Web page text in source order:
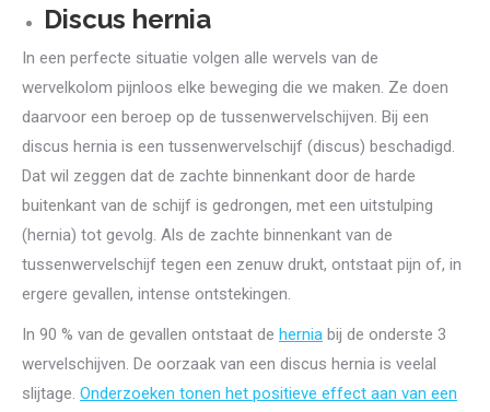
Discus hernia
In een perfecte situatie volgen alle wervels van de
wervelkolom pijnloos elke beweging die we maken. Ze doen
daarvoor een beroep op de tussenwervelschijven. Bij een
discus hernia is een tussenwervelschijf (discus) beschadigd.
Dat wil zeggen dat de zachte binnenkant door de harde
buitenkant van de schijf is gedrongen, met een uitstulping
(hernia) tot gevolg. Als de zachte binnenkant van de
tussenwervelschijf tegen een zenuw drukt, ontstaat pijn of, in
ergere gevallen, intense ontstekingen.
In 90 % van de gevallen ontstaat de hernia bij de onderste 3
wervelschijven. De oorzaak van een discus hernia is veelal
slijtage. Onderzoeken tonen het positieve effect aan van een